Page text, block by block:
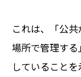
これは、「公
場所で管理する
していることを